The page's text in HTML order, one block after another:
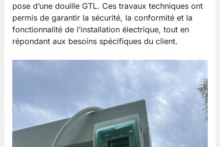
pose d’une douille GTL. Ces travaux techniques ont
permis de garantir la sécurité, la conformité et la
fonctionnalité de l’installation électrique, tout en
répondant aux besoins spécifiques du client.